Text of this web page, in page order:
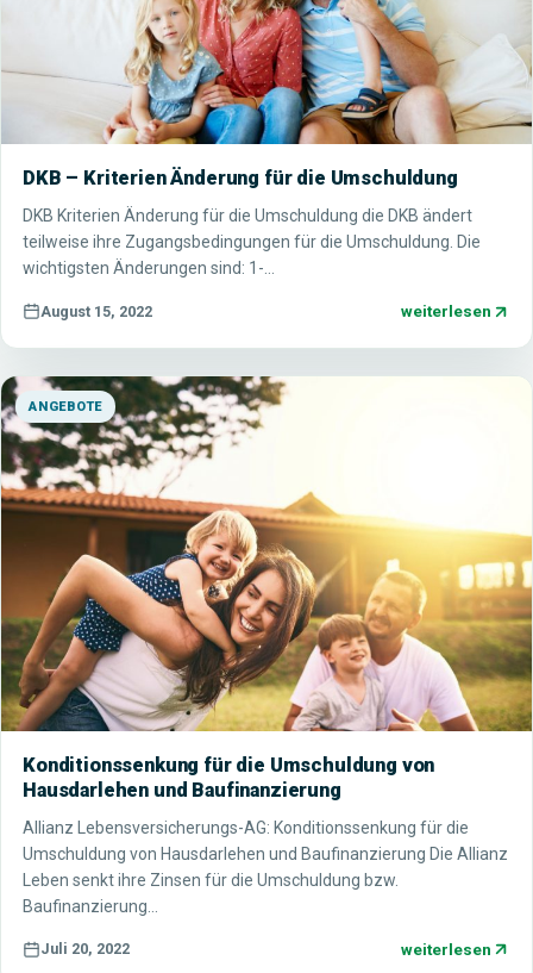
DKB – Kriterien Änderung für die Umschuldung
DKB Kriterien Änderung für die Umschuldung die DKB ändert
teilweise ihre Zugangsbedingungen für die Umschuldung. Die
wichtigsten Änderungen sind: 1-…
August 15, 2022 weiterlesen
ANGEBOTE
Konditionssenkung für die Umschuldung von
Hausdarlehen und Baufinanzierung
Allianz Lebensversicherungs-AG: Konditionssenkung für die
Umschuldung von Hausdarlehen und Baufinanzierung Die Allianz
Leben senkt ihre Zinsen für die Umschuldung bzw.
Baufinanzierung…
Juli 20, 2022 weiterlesen